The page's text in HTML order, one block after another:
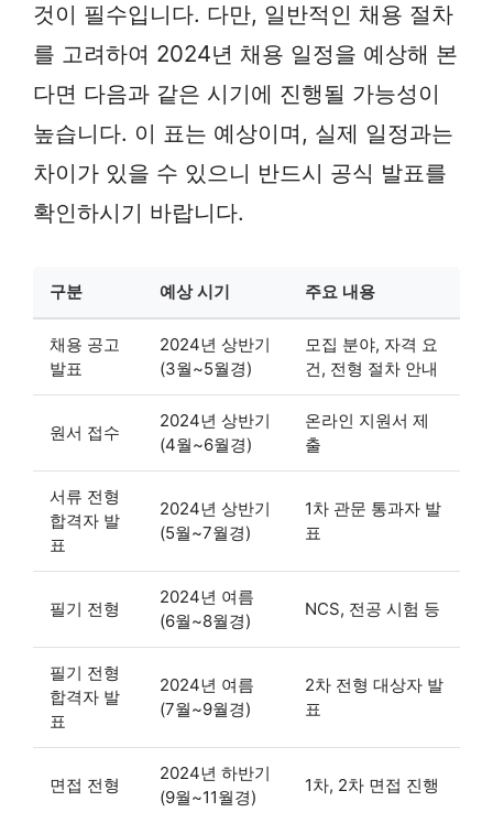
것이 필수입니다. 다만, 일반적인 채용 절차
를 고려하여 2024년 채용 일정을 예상해 본
다면 다음과 같은 시기에 진행될 가능성이
높습니다. 이 표는 예상이며, 실제 일정과는
차이가 있을 수 있으니 반드시 공식 발표를
확인하시기 바랍니다.
구분 예상 시기 주요 내용
채용 공고
발표
2024년 상반기
(3월~5월경)
모집 분야, 자격 요
건, 전형 절차 안내
원서 접수
2024년 상반기
(4월~6월경)
온라인 지원서 제
출
서류 전형
합격자 발
표
2024년 상반기
(5월~7월경)
1차 관문 통과자 발
표
필기 전형
2024년 여름
(6월~8월경)
NCS, 전공 시험 등
필기 전형
합격자 발
표
2024년 여름
(7월~9월경)
2차 전형 대상자 발
표
면접 전형
2024년 하반기
(9월~11월경)
1차, 2차 면접 진행